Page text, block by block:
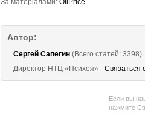
За матеріалами: OilPrice
Автор:
Сергей Сапегин(Всего статей: 3398)
Директор НТЦ «Психея»
Связаться
Если вы
нажмите